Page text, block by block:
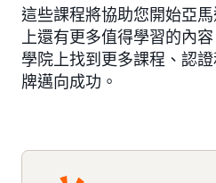
這些課程將協助您開始亞
上還有更多值得學習的內
學院上找到更多課程、認
牌邁向成功。